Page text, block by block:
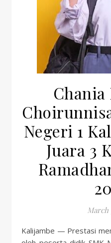
Chania
Negeri 1
Juara 3
March
Kalijambe — Prestasi membanggakan kembali diraih